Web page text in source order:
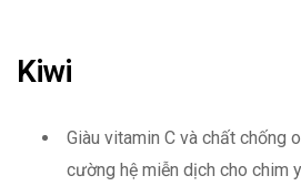
Kiwi
Giàu vitamin C và chất chống
cường hệ miễn dịch cho chim